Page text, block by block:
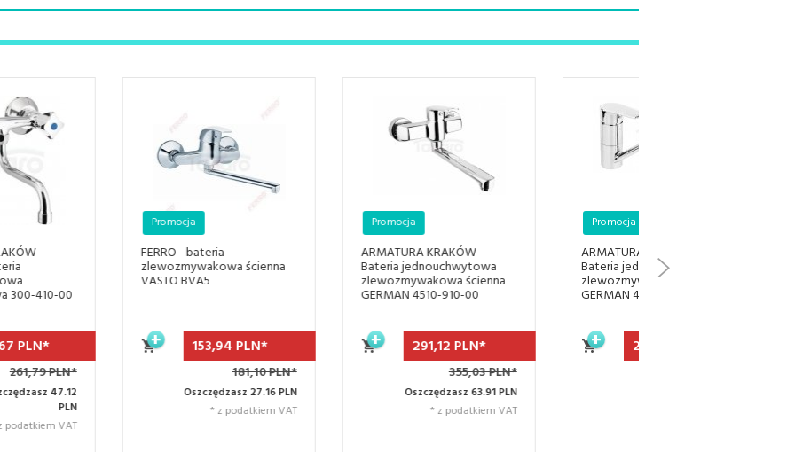
FERRO - bateria
zlewozmywakowa ścienna
VASTO BVA5
Promocja
Oszczędzasz 27.16 PLN
Bateria jednouchwytowa
zlewozmywakowa ścienna
Oszczędzasz 63.91 PLN
ARMATURA KRAKÓW -
Bateria jednouchwytowa
zlewozmywakowa stojąca
GERMAN 4513-915-00
Oszczędzasz 53.40